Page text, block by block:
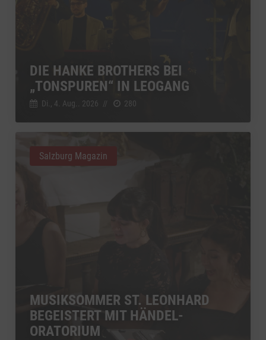
DIE HANKE BROTHERS BEI
„TONSPUREN“ IN LEOGANG
Di., 4. Aug.. 2026 // 280
MUSIKSOMMER ST. LEONHARD
BEGEISTERT MIT HÄNDEL-
ORATORIUM
Salzburg Magazin